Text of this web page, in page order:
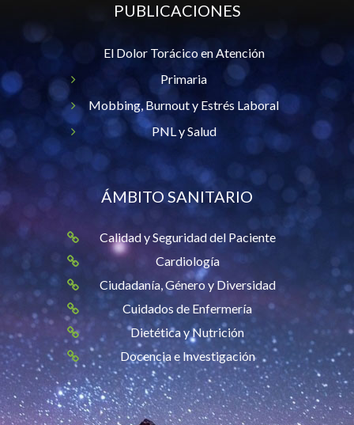
PUBLICACIONES
El Dolor Torácico en Atención
Primaria
Mobbing, Burnout y Estrés Laboral
PNL y Salud
ÁMBITO SANITARIO
Calidad y Seguridad del Paciente
Cardiología
Ciudadanía, Género y Diversidad
Cuidados de Enfermería
Dietética y Nutrición
Docencia e Investigación